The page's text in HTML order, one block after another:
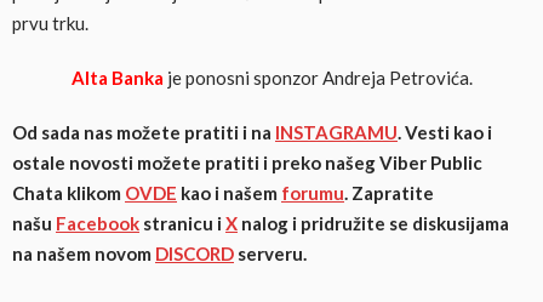
prvu trku.
Alta Banka je ponosni sponzor Andreja Petrovića.
Od sada nas možete pratiti i na INSTAGRAMU. Vesti kao i
ostale novosti možete pratiti i preko našeg Viber Public
Chata klikom OVDE kao i našem forumu. Zapratite
našu Facebook stranicu iX nalog i pridružite se diskusijama
na našem novom DISCORD serveru.